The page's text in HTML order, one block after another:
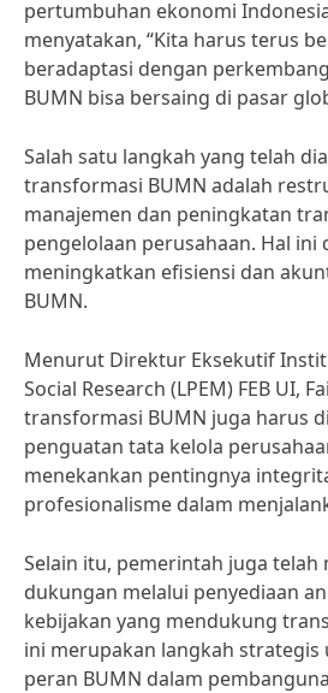
pertumbuhan ekonomi
menyatakan, “Kita harus terus
beradaptasi dengan
BUMN bisa bersaing di pasar
Salah satu langkah yang telah
transformasi BUMN adalah
manajemen dan peningkatan
pengelolaan perusahaan. Hal ini
meningkatkan efisiensi dan
BUMN.
Menurut Direktur Eksekutif
Social Research (LPEM) FEB UI,
transformasi BUMN juga harus
penguatan tata kelola
menekankan pentingnya
profesionalisme dalam
Selain itu, pemerintah juga telah
dukungan melalui penyediaan
kebijakan yang mendukung
ini merupakan langkah
peran BUMN dalam